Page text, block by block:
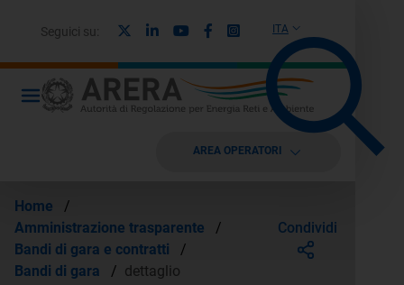
ITA
Seguici su: LinkedinYoutubeFacebook
Instagram
AREA OPERATORI
Home
/
Amministrazione trasparente
/
Bandi di gara e contratti
/
Bandi di gara
/ dettaglio
Condividi